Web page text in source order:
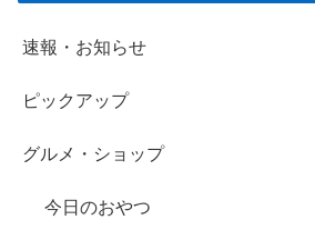
速報・お知らせ
ピックアップ
グルメ・ショップ
今日のおやつ